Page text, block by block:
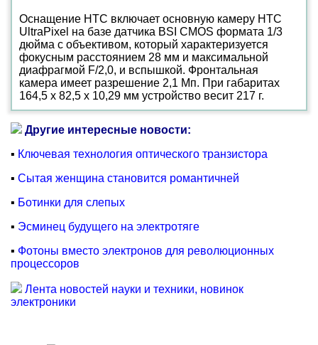
Оснащение HTC включает основную камеру HTC
UltraPixel на базе датчика BSI CMOS формата 1/3
дюйма с объективом, который характеризуется
фокусным расстоянием 28 мм и максимальной
диафрагмой F/2,0, и вспышкой. Фронтальная
камера имеет разрешение 2,1 Мп. При габаритах
164,5 x 82,5 x 10,29 мм устройство весит 217 г.
Другие интересные новости:
▪ Ключевая технология оптического транзистора
▪ Сытая женщина становится романтичней
▪ Ботинки для слепых
▪ Эсминец будущего на электротяге
▪ Фотоны вместо электронов для революционных
процессоров
Лента новостей науки и техники, новинок
электроники